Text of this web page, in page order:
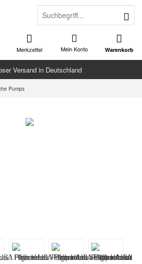
Versand in Deutschland
Warenkorb
Merkzettel Mein Konto
Pumps